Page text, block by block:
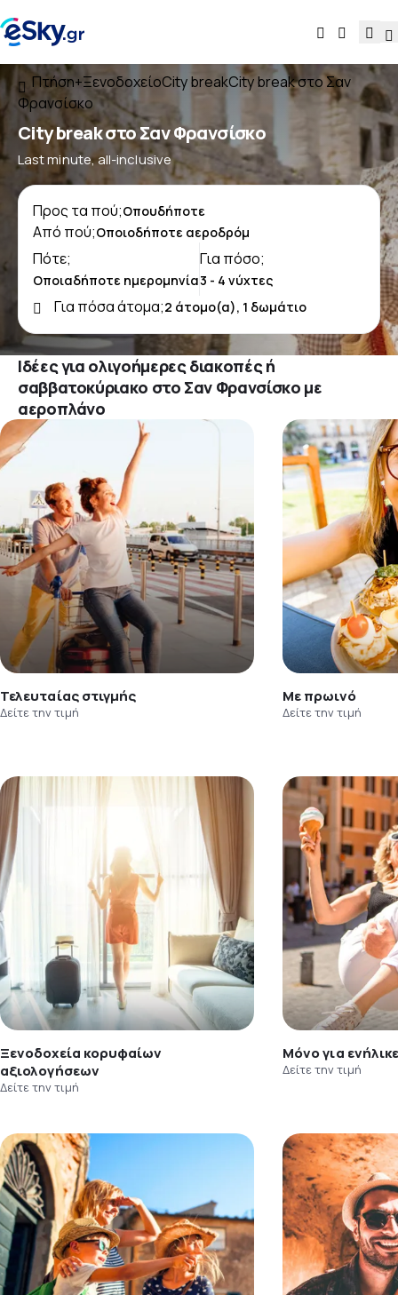
Πτήση+ΞενοδοχείοCity breakCity break στο Σαν
Φρανσίσκο
City break στο Σαν Φρανσίσκο
Last minute, all-inclusive
Προς τα πού;
Από πού;
Πότε;
Για πόσο;
Για πόσα άτομα;
Ιδέες για ολιγοήμερες διακοπές ή
σαββατοκύριακο στο Σαν Φρανσίσκο με
αεροπλάνο
Τελευταίας στιγμής
Δείτε την τιμή
Με πρωινό
Δείτε την τιμή
Ξενοδοχεία κορυφαίων
αξιολογήσεων
Δείτε την τιμή
Μόνο για
Δείτε την τιμή